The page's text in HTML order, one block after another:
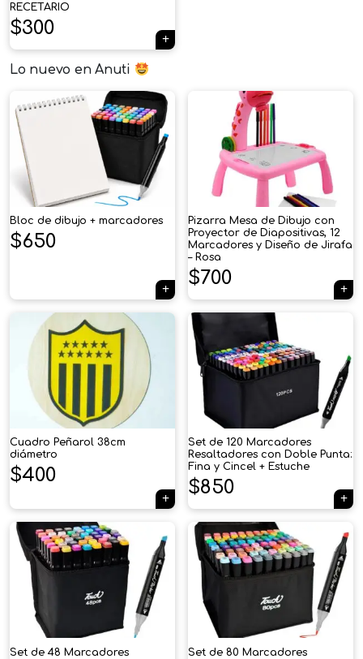
RECETARIO
$300
Lo nuevo en Anuti
Bloc de dibujo + marcadores
$650
Pizarra Mesa de Dibujo con
Proyector de Diapositivas, 12
Marcadores y Diseño de Jirafa
– Rosa
$700
Cuadro Peñarol 38cm
diámetro
$400
Set de 120 Marcadores
Resaltadores con Doble Punta:
Fina y Cincel + Estuche
$850
Set de 48 Marcadores
Set de 80 Marcadores
Tu carrito está vacío.